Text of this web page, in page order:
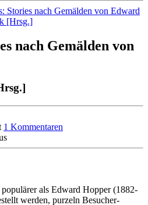
nach Gemälden von
1 Kommentaren
als Edward Hopper (1882-
werden, purzeln Besucher­